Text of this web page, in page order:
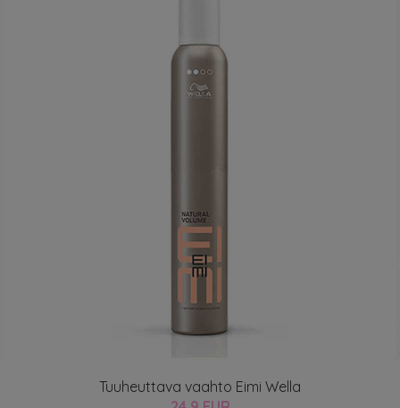
Tuuheuttava vaahto Eimi Wella